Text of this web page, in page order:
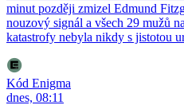
minut později zmizel Edmund
nouzový signál a všech 29 mužů
katastrofy nebyla nikdy s jistotou
Kód Enigma
dnes, 08:11